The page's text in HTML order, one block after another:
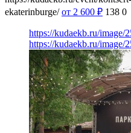
ekaterinburge/ от 2 600 ₽ 138 0
https://kudaekb.ru/image/
https://kudaekb.ru/image/